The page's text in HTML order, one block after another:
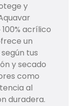
y
acrílico
un
tus
y secado
como
al
duradera.